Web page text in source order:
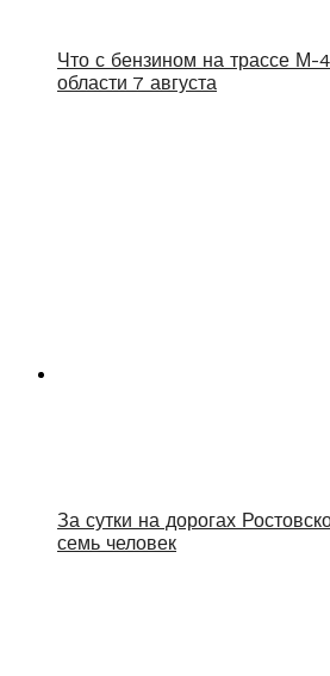
Что с бензином на трассе М-
области 7 августа
За сутки на дорогах
семь человек